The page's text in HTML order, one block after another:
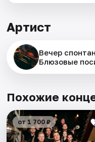
Артист
Вечер
Блюзовые
Похожие
от 1 700 ₽